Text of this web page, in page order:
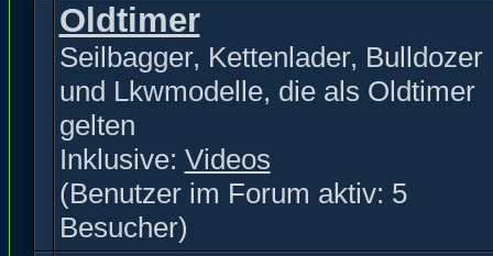
Oldtimer
Seilbagger, Kettenlader, Bulldozer
und Lkwmodelle, die als Oldtimer
gelten
Inklusive: Videos
(Benutzer im Forum aktiv: 5
Besucher)